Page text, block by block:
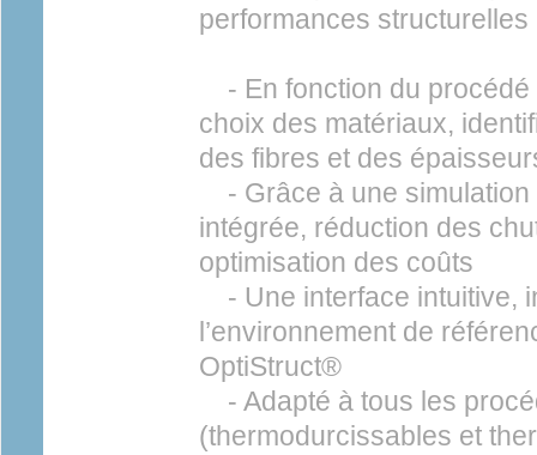
performances structurelles
- En fonction du procédé
choix des matériaux,
des fibres et des
- Grâce à une simulation
intégrée, réduction des
optimisation des coûts
- Une interface intuitive,
l’environnement de
OptiStruct®
- Adapté à tous les
(thermodurcissables et